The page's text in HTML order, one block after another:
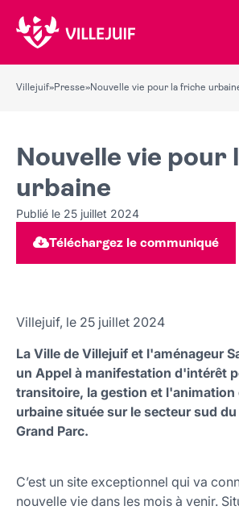
Villejuif»Presse»Nouvelle vie pour la friche
Nouvelle vie pour
urbaine
Publié le 25 juillet 2024
Téléchargez le communiqué
Villejuif, le 25 juillet 2024
La Ville de Villejuif et l'aménageur
un Appel à manifestation d'intérêt
transitoire, la gestion et
urbaine située sur le secteur sud
Grand Parc.
C’est un site exceptionnel qui va
nouvelle vie dans les mois à venir.